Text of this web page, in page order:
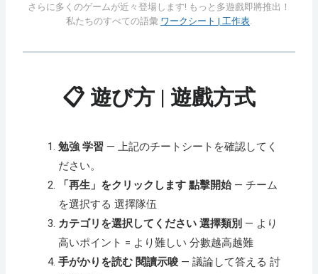
さらに多くのゲームが近々登場します! もっと多遊戲即將推出！
私たちのすべての語彙 ワークシート | 工作表.
📋 遊び方 | 遊戲方式
勉強 学習 — 上記のチートシートを確認してく
ださい。
「再生」をクリックします 點擊開始 — チーム
を選択する 選擇隊伍
カテゴリを選択してください 選擇類別 — より
高いポイント = より難しい 分數越高越難
手がかりを読む 閱讀示唆 — 議論して答える 討